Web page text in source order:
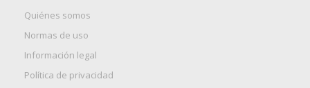
Quiénes somos
Normas de uso
Información legal
Política de privacidad